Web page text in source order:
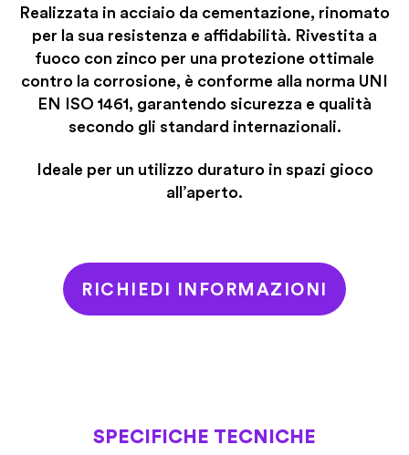
Realizzata in acciaio da cementazione, rinomato
per la sua resistenza e affidabilità. Rivestita a
fuoco con zinco per una protezione ottimale
contro la corrosione, è conforme alla norma UNI
EN ISO 1461, garantendo sicurezza e qualità
secondo gli standard internazionali.
Ideale per un utilizzo duraturo in spazi gioco
all’aperto.
RICHIEDI INFORMAZIONI
SPECIFICHE TECNICHE